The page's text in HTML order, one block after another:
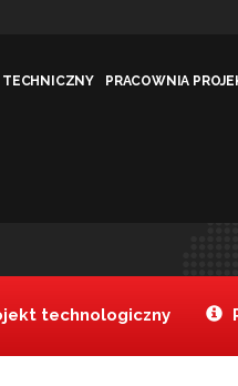
TECHNICZNY PRACOWNIA
technologiczny